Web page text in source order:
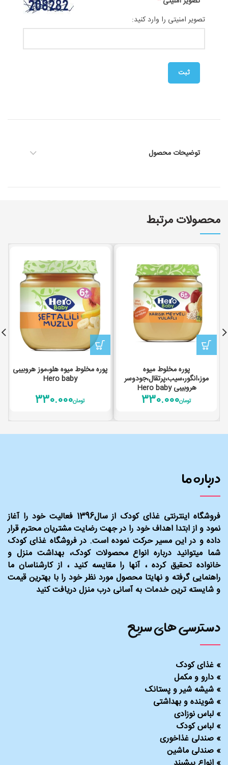
تصویر امنیتی را وارد کنید:
توضیحات محصول
محصولات مرتبط
پوره مخلوط میوه
موز،انگور،سیب،پرتقال،جودوسر
هروبیبی Hero baby
تومان330.000
پوره مخلوط میوه هلو،موز هروبیبی
Hero baby
تومان330.000
دسترسی های سریع
» غذای کودک
» دارو و مکمل
» شیشه شیر و پستانک
» شوینده و بهداشتی
» لباس نوزادی
» لباس کودک
» صندلی غذاخوری
» صندلی ماشین
درباره ما
فروشگاه اینترنتی غذای کودک از سال1396 فعالیت خود را آغاز
نمود و از ابتدا اهداف خود را در جهت رضایت مشتریان محترم قرار
داده و در این مسیر حرکت نموده است. در فروشگاه غذای کودک
شما میتوانید درباره انواع محصولات کودک، بهداشت منزل و
خانواده تحقیق کرده ، آنها را مقایسه کنید ، از کارشناسان ما
راهنمایی گرفته و نهایتا محصول مورد نظر خود را با بهترین قیمت
و شایسته ترین خدمات به آسانی درب منزل دریافت کنید